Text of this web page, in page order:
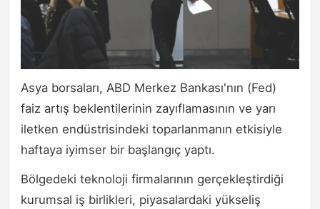
Asya borsaları, ABD Merkez Bankası'nın (Fed)
faiz artış beklentilerinin zayıflamasının ve yarı
iletken endüstrisindeki toparlanmanın etkisiyle
haftaya iyimser bir başlangıç yaptı.
Bölgedeki teknoloji firmalarının gerçekleştirdiği
kurumsal iş birlikleri, piyasalardaki yükseliş